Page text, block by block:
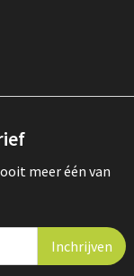
meer één van